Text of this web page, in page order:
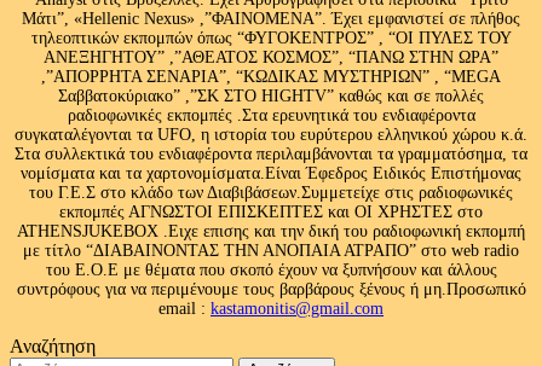
Μάτι”, «Hellenic Nexus» ,”ΦΑΙΝΟΜΕΝΑ”. Έχει εμφανιστεί σε πλήθος
τηλεοπτικών εκπομπών όπως “ΦΥΓΟΚΕΝΤΡΟΣ” , “ΟΙ ΠΥΛΕΣ ΤΟΥ
ΑΝΕΞΗΓΗΤΟΥ” ,”ΑΘΕΑΤΟΣ ΚΟΣΜΟΣ”, “ΠΑΝΩ ΣΤΗΝ ΩΡΑ”
,”ΑΠΟΡΡΗΤΑ ΣΕΝΑΡΙΑ”, “ΚΩΔΙΚΑΣ ΜΥΣΤΗΡΙΩΝ” , “MEGA
Σαββατοκύριακο” ,”ΣΚ ΣΤΟ HIGHTV” καθώς και σε πολλές
ραδιοφωνικές εκπομπές .Στα ερευνητικά του ενδιαφέροντα
συγκαταλέγονται τα UFO, η ιστορία του ευρύτερου ελληνικού χώρου κ.ά.
Στα συλλεκτικά του ενδιαφέροντα περιλαμβάνονται τα γραμματόσημα, τα
νομίσματα και τα χαρτονομίσματα.Είναι Έφεδρος Ειδικός Επιστήμονας
του Γ.Ε.Σ στο κλάδο των Διαβιβάσεων.Συμμετείχε στις ραδιοφωνικές
εκπομπές ΑΓΝΩΣΤΟΙ ΕΠΙΣΚΕΠΤΕΣ και ΟΙ ΧΡΗΣΤΕΣ στο
ATHENSJUKEBOX .Ειχε επισης και την δική του ραδιοφωνική εκπομπή
με τίτλο “ΔΙΑΒΑΙΝΟΝΤΑΣ ΤΗΝ ΑΝΟΠΑΙΑ ΑΤΡΑΠΟ” στο web radio
του Ε.Ο.Ε με θέματα που σκοπό έχουν να ξυπνήσουν και άλλους
συντρόφους για να περιμένουμε τους βαρβάρους ξένους ή μη.Προσωπικό
email : kastamonitis@gmail.com
Αναζήτηση